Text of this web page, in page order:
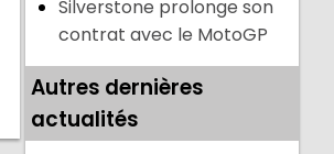
Silverstone prolonge son
contrat avec le MotoGP
Autres dernières
actualités